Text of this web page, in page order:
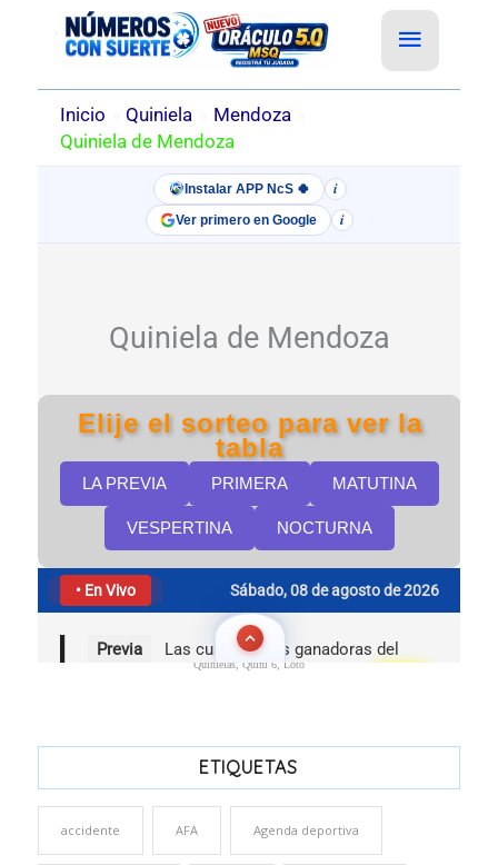
Quinielas, Quini 6, Loto
ETIQUETAS
accidente AFA Agenda deportiva